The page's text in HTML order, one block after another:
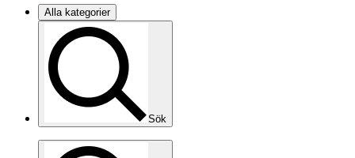
Alla kategorier
Sök